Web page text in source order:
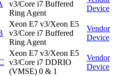
v3/Core i7 Buffered
Ring Agent
Device
Xeon E7 v3/Xeon E5
v3/Core i7 Buffered
Ring Agent
Vendor
Device
Xeon E7 v3/Xeon E5
v3/Core i7 DDRIO
(VMSE) 0 & 1
Vendor
Device